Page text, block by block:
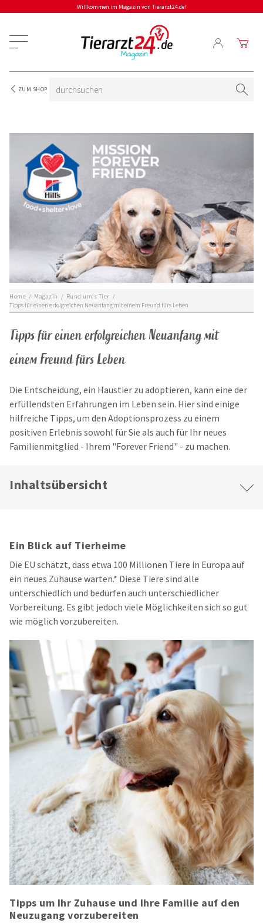
Willkommen im Magazin von Tierarzt24.de!
ZUM SHOP
Home / Magazin / Rund um's Tier /
Tipps für einen erfolgreichen Neuanfang mit einem Freund fürs Leben
Tipps füreinenerfolgreichenNeuanfangmit
einemFreund fürs Leben
Die Entscheidung, ein Haustier zu adoptieren, kann eine der
erfüllendsten Erfahrungen im Leben sein. Hiersind einige
hilfreiche Tipps, um den Adoptionsprozess zu einem
positiven Erlebnis sowohl für Sie als auch für Ihr neues
Familienmitglied - Ihrem "Forever Friend" - zu machen.
Inhaltsübersicht
Ein Blick auf Tierheime
Die EU schätzt, dass etwa 100 Millionen Tiere in Europa auf
ein neues Zuhause warten.* Diese Tiere sind alle
unterschiedlich und bedürfen auch unterschiedlicher
Vorbereitung. Es gibt jedoch viele Möglichkeiten sich so gut
wie möglich vorzubereiten.
Tipps um Ihr Zuhause und Ihre Familie auf den
Neuzugang vorzubereiten